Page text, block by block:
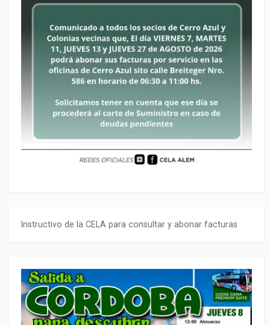
Instructivo de la CELA para consultar y abonar facturas